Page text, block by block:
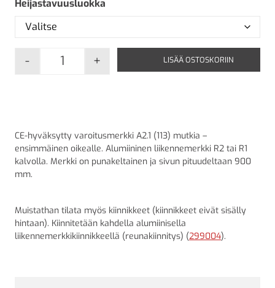
Heijastavuusluokka
A2.1 Mutkia - Ensimmäinen oikealle määrä
- + LISÄÄ OSTOSKORIIN
CE-hyväksytty varoitusmerkki A2.1 (113) mutkia –
ensimmäinen oikealle. Alumiininen liikennemerkki R2 tai R1
kalvolla. Merkki on punakeltainen ja sivun pituudeltaan 900
mm.
Muistathan tilata myös kiinnikkeet (kiinnikkeet eivät sisälly
hintaan). Kiinnitetään kahdella alumiinisella
liikennemerkkikiinnikkeellä (reunakiinnitys) (299004).